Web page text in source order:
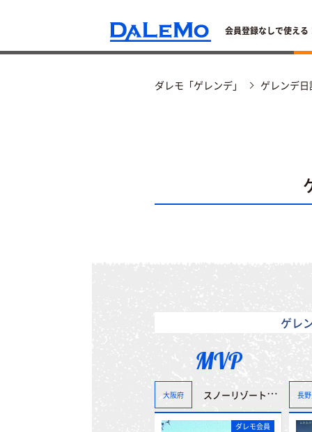
会員登録なしで使え
ダレモ「ゲレンデ」 ゲレンデ
ゲレ
MVP
大阪府 スノーリゾートフェアー”冬博”へ行って来ました。＾＾
ダレモ会員
長